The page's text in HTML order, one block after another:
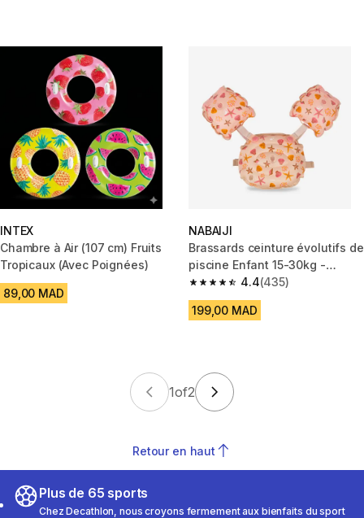
INTEX
Chambre à Air (107 cm) Fruits
Tropicaux (Avec Poignées)
89,00 MAD
NABAIJI
Brassards ceinture évolutifs de
piscine Enfant 15-30kg -
Tiswim shell beige
4.4
4.4 out of 5 stars from 435
(435)
199,00 MAD
1of2
Retour en haut
Plus de 65 sports
Chez Decathlon, nous croyons fermement aux bienfaits du sport